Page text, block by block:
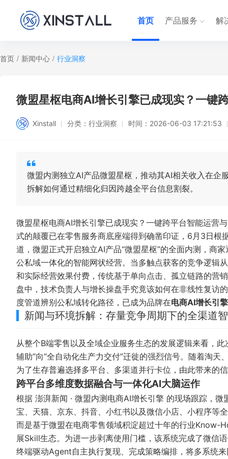
首页 产品服务 解
首页 / 新闻中心 / 行业洞察
微盟星枢电商AI增长引擎已成现实？一键
Xinstall 分类： 行业洞察 时间： 2026-06-03 17:21:53
微盟内测独立AI产品微盟星枢，推动其AI相关收入在
拆解如何通过精细化归因跨越全平台信息割裂。
微盟星枢电商AI增长引擎已成现实？一键跨平台智能运
式的颠覆已在零售服务商底座端得到确凿印证，6月3日根
道，微盟正式开启独立AI产品“微盟星枢”的全面内测，商
公私域一体化的智能网状经营。当多触点获客的竞争逻辑
和实际经营效果付费，传统基于单向点击、孤立链路的营
盘中，技术负责人与增长操盘手究竟该如何在非线性复访
度管道辨别公私域转化路径，已成为品牌在电商AI增长引擎
新闻与环境拆解：存量竞争周期下的全渠道
从整个B端零售以及全域企业服务生态的发展逻辑来看，此
辅助”向“全自动化生产力交付”迁徙的强烈信号。随着淘
为了生存普遍选择多平台、多渠道并行卡位，由此带来的
跨平台多维度数据融合与一体化AI大脑运作
根据 澎湃新闻 · 微盟内测电商AI增长引擎 的现场跟踪，微
宝、天猫、京东、抖音、小红书以及微信小店、小程序等
而是基于微盟在电商零售领域积淀超过十年的行业Know-
展Skill生态。为进一步剥离使用门槛，该系统完成了微信
终端驱动Agent自主执行复现、完成策略编排，将多系统